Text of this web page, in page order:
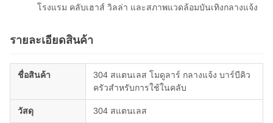
โรงแรม คลับเฮาส์ วิลล่า และสภาพแวดล้อมบันเทิงกลางแจ้ง
รายละเอียดสินค้า
ชื่อสินค้า
304 สแตนเลส โมดูลาร์ กลางแจ้ง บาร์บีคิว
ครัวสําหรับการใช้ในคลับ
วัสดุ 304 สแตนเลส